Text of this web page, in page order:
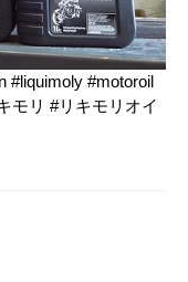
#liquimoly #motoroil
モリ #リキモリオイ